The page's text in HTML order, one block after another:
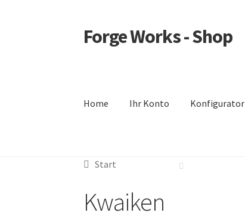
Zur
Navigation
Zum
Inhalt
Forge Works - Shop
Home Ihr Konto Konfigurator
Start
Kwaiken